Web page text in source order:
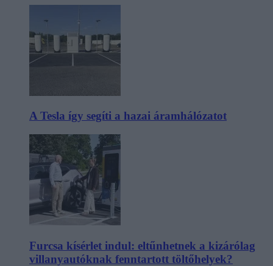
A Tesla így segíti a hazai áramhálózatot
Furcsa kísérlet indul: eltűnhetnek a kizárólag
villanyautóknak fenntartott töltőhelyek?